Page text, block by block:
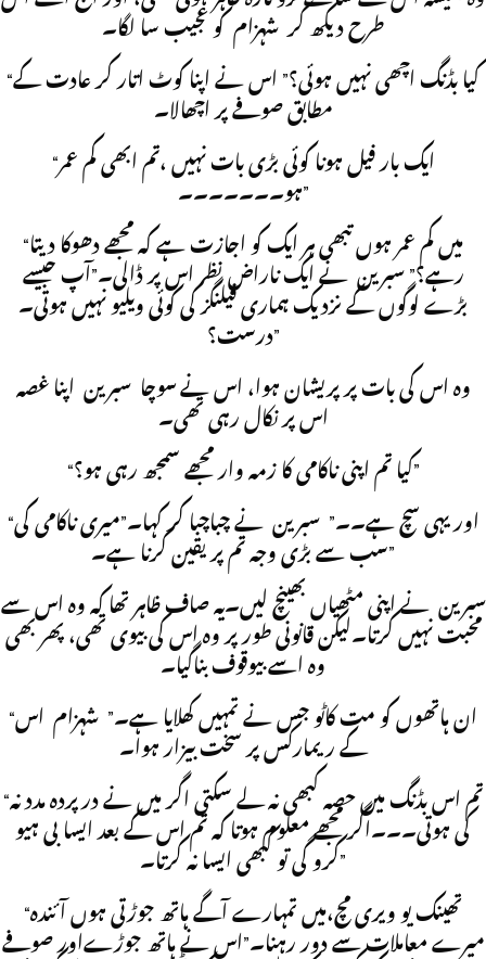
طرح دیکھ کر شہزام کو عجیب سا لگا۔
“کیا بڈنگ اچھی نہیں ہوئی؟” اس نے اپنا کوٹ اتار کر عادت کے
مطابق صوفے پر اچھالا۔
“ایک بار فیل ہونا کوئی بڑی بات نہیں ،تم ابھی کم عمر
ہو۔۔۔۔۔۔۔”
“میں کم عمر ہوں تبھی ہر ایک کو اجازت ہے کہ مجھے دھوکا دیتا
رہے؟” سبرین نے ایک ناراض نظر اس پر ڈالی۔”آپ جیسے
بڑے لوگوں کے نزدیک ہماری فیلنگز کی کوئی ویلیو نہیں ہوتی۔
درست؟”
وہ اس کی بات پر پریشان ہوا، اس نے سوچا سبرین اپنا غصہ
اس پر نکال رہی تھی۔
“کیا تم اپنی ناکامی کا زمہ وار مجھے سمجھ رہی ہو؟”
“اور یہی سچ ہے۔۔” سبرین نے چباچبا کر کہا۔”میری ناکامی کی
سب سے بڑی وجہ تم پر یقین کرنا ہے۔”
سبرین نے اپنی مٹھیاں بھینچ لیں۔یہ صاف ظاہر تھا کہ وہ اس سے
محبت نہیں کرتا۔لیکن قانونی طور پر وہ اس کی بیوی تھی، پھر بھی
وہ اسے بیوقوف بناگیا۔
“ان ہاتھوں کو مت کاٹو جس نے تمہیں کھلایا ہے۔” شہزام اس
کے ریمارکس پر سخت بیزار ہوا۔
“تم اس بڈنگ میں حصہ کبھی نہ لے سکتی اگر میں نے درپردہ مدد نہ
کی ہوتی۔۔۔اگر مجھے معلوم ہوتا کہ تم اس کے بعد ایسا بی ہیو
کرو گی تو کبھی ایسا نہ کرتا۔”
“تھینک یو ویری مچ،میں تمہارے آگے ہاتھ جوڑتی ہوں آئندہ
میرے معاملات سے دور رہنا۔”اس نے ہاتھ جوڑےاور صوفے